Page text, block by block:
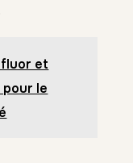
et
le